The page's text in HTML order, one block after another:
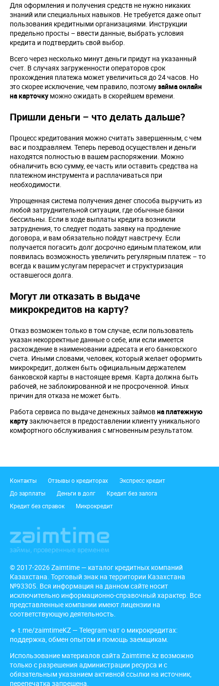
Для оформления и получения средств не нужно никаких
знаний или специальных навыков. Не требуется даже опыт
пользования кредитными организациями. Инструкции
предельно просты – ввести данные, выбрать условия
кредита и подтвердить свой выбор.
Всего через несколько минут деньги придут на указанный
счет. В случаях загруженности операторов срок
прохождения платежа может увеличиться до 24 часов. Но
это скорее исключение, чем правило, поэтомузайма онлайн
на карточку можно ожидать в скорейшем времени.
Пришли деньги – что делать дальше?
Процесс кредитования можно считать завершенным, с чем
вас и поздравляем. Теперь перевод осуществлен и деньги
находятся полностью в вашем распоряжении. Можно
обналичить всю сумму, ее часть или оставить средства на
платежном инструмента и расплачиваться при
необходимости.
Упрощенная система получения денег способа выручить из
любой затруднительной ситуации, где обычные банки
бессильны. Если в ходе выплаты кредита возникли
затруднения, то следует подать заявку на продление
договора, и вам обязательно пойдут навстречу. Если
получается погасить долг досрочно единым платежом, или
появилась возможность увеличить регулярным платеж – то
всегда к вашим услугам перерасчет и структуризация
оставшегося долга.
Могут ли отказать в выдаче
микрокредитов на карту?
Отказ возможен только в том случае, если пользователь
указан некорректные данные о себе, или если имеется
расхождение в наименовании адресата и его банковского
счета. Иными словами, человек, который желает оформить
микрокредит, должен быть официальным держателем
банковской карты в настоящее время. Карта должна быть
рабочей, не заблокированной и не просроченной. Иных
причин для отказа не может быть.
Работа сервиса по выдаче денежных займовна платежную
картузаключается в предоставлении клиенту уникального
комфортного обслуживания с мгновенным результатом.
Подвал
Контакты Отзывы о кредиторах
Экспресс кредит
До зарплаты
Деньги в долг
Кредит без залога
Кредит без справок
Микрокредит
© 2017-2026 Zaimtime — каталог кредитных компаний
Казахстана. Торговый знак на территории Казахстана
№93305. Вся информация на данном сайте носит
исключительно информационно-справочный характер. Все
представленные компании имеют лицензии на
соответствующую деятельность.
🔹 t.me/zaimtimeKZ — Telegram чат о микрокредитах:
поддержка, обмен опытом и помощь заемщикам.
Использование материалов сайта Zaimtime.kz возможно
только с разрешения администрации ресурса и с
обязательным указанием активной ссылки на источник,
перепечатка запрещена.